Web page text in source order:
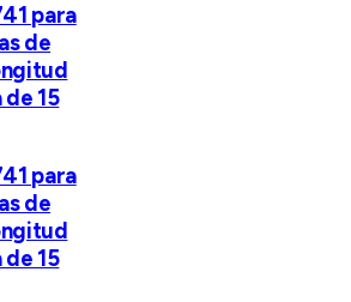
para
de
de 15
para
de
de 15